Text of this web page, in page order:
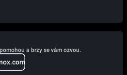
a brzy se vám ozvou.